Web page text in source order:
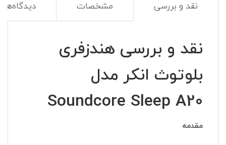
نقد و بررسی مشخصات دیدگاه‌ها
نقد و بررسی هندزفری
بلوتوث انکر مدل
Soundcore Sleep A20
مقدمه